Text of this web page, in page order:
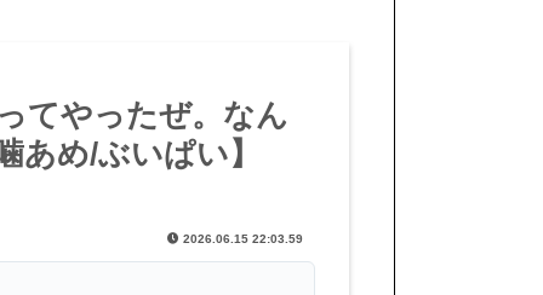
てやったぜ。なん
あめ/ぶいぱい】
2026.06.15 22:03.59